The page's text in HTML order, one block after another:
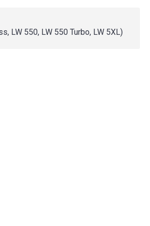
LW 550, LW 550 Turbo, LW 5XL)